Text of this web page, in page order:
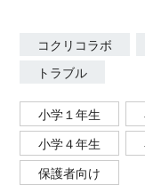
コクリコラボ
トラブル
小学１年生
小学４年生
保護者向け